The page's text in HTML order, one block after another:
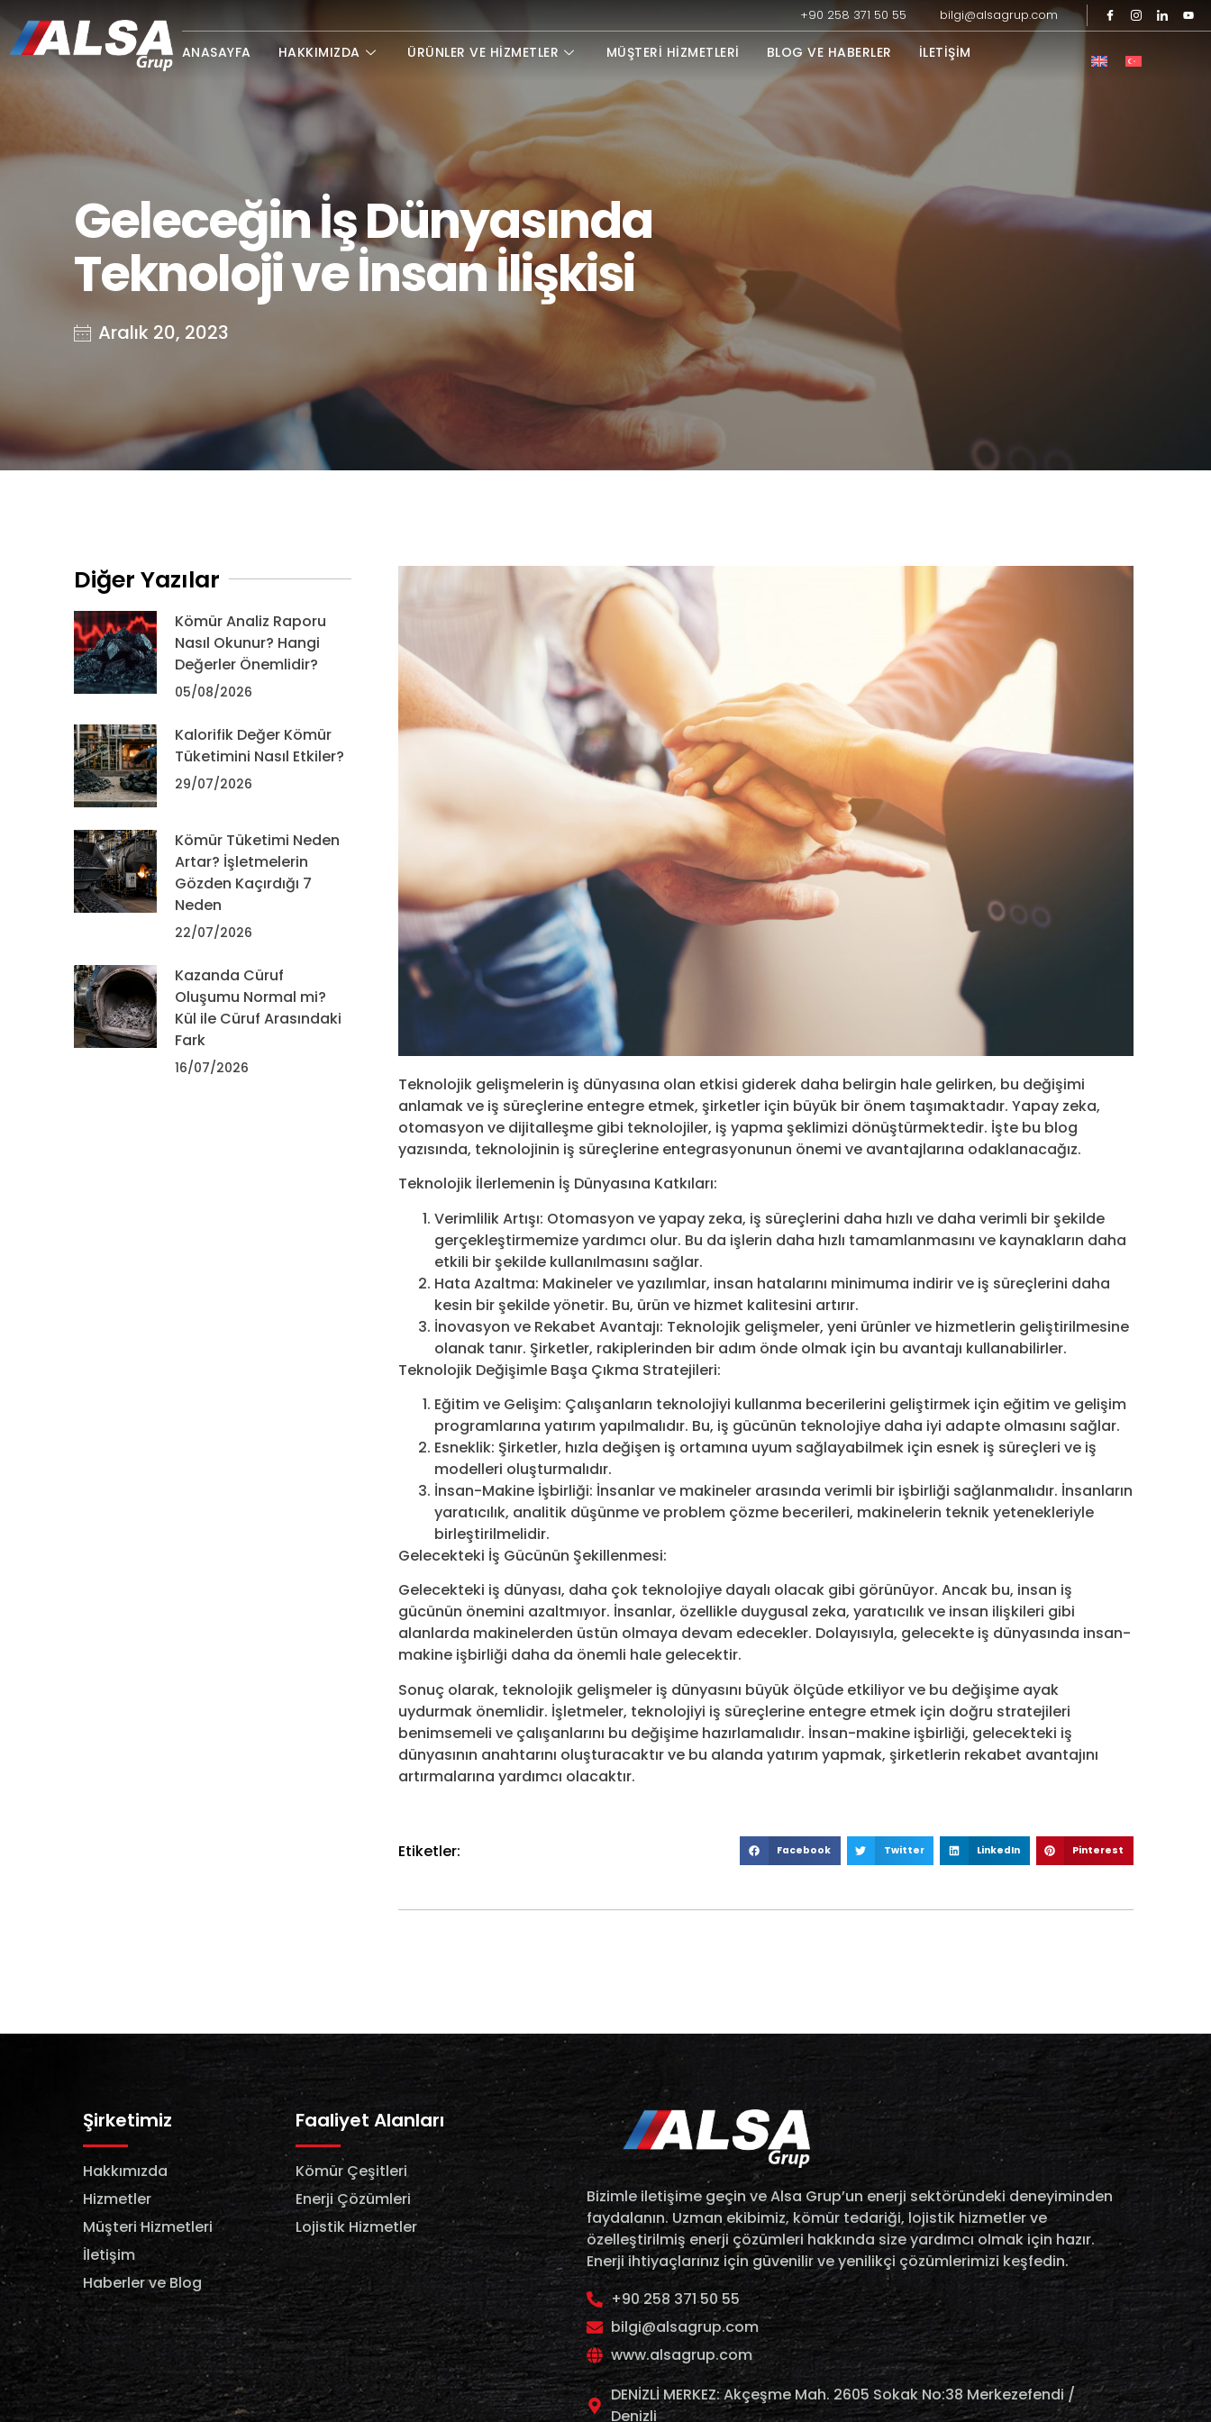
+90 258 371 50 55 bilgi@alsagrup.com
ANASAYFA HAKKIMIZDA ÜRÜNLER VE HIZMETLER MÜŞTERI HIZMETLERI BLOG VE HABERLER İLETIŞIM
Geleceğin İş Dünyasında
Teknoloji ve İnsan İlişkisi
Aralık 20, 2023
Diğer Yazılar
Kömür Analiz Raporu
Nasıl Okunur? Hangi
Değerler Önemlidir?
05/08/2026
Kalorifik Değer Kömür
Tüketimini Nasıl Etkiler?
29/07/2026
Kömür Tüketimi Neden
Artar? İşletmelerin
Gözden Kaçırdığı 7
Neden
22/07/2026
Kazanda Cüruf
Oluşumu Normal mi?
Kül ile Cüruf Arasındaki
Fark
16/07/2026
Teknolojik gelişmelerin iş dünyasına olan etkisi giderek daha belirgin hale gelirken, bu değişimi
anlamak ve iş süreçlerine entegre etmek, şirketler için büyük bir önem taşımaktadır. Yapay zeka,
otomasyon ve dijitalleşme gibi teknolojiler, iş yapma şeklimizi dönüştürmektedir. İşte bu blog
yazısında, teknolojinin iş süreçlerine entegrasyonunun önemi ve avantajlarına odaklanacağız.
Teknolojik İlerlemenin İş Dünyasına Katkıları:
Verimlilik Artışı: Otomasyon ve yapay zeka, iş süreçlerini daha hızlı ve daha verimli bir şekilde
gerçekleştirmemize yardımcı olur. Bu da işlerin daha hızlı tamamlanmasını ve kaynakların daha
etkili bir şekilde kullanılmasını sağlar.
Hata Azaltma: Makineler ve yazılımlar, insan hatalarını minimuma indirir ve iş süreçlerini daha
kesin bir şekilde yönetir. Bu, ürün ve hizmet kalitesini artırır.
İnovasyon ve Rekabet Avantajı: Teknolojik gelişmeler, yeni ürünler ve hizmetlerin geliştirilmesine
olanak tanır. Şirketler, rakiplerinden bir adım önde olmak için bu avantajı kullanabilirler.
Teknolojik Değişimle Başa Çıkma Stratejileri:
Eğitim ve Gelişim: Çalışanların teknolojiyi kullanma becerilerini geliştirmek için eğitim ve gelişim
programlarına yatırım yapılmalıdır. Bu, iş gücünün teknolojiye daha iyi adapte olmasını sağlar.
Esneklik: Şirketler, hızla değişen iş ortamına uyum sağlayabilmek için esnek iş süreçleri ve iş
modelleri oluşturmalıdır.
İnsan-Makine İşbirliği: İnsanlar ve makineler arasında verimli bir işbirliği sağlanmalıdır. İnsanların
yaratıcılık, analitik düşünme ve problem çözme becerileri, makinelerin teknik yetenekleriyle
birleştirilmelidir.
Gelecekteki İş Gücünün Şekillenmesi:
Gelecekteki iş dünyası, daha çok teknolojiye dayalı olacak gibi görünüyor. Ancak bu, insan iş
gücünün önemini azaltmıyor. İnsanlar, özellikle duygusal zeka, yaratıcılık ve insan ilişkileri gibi
alanlarda makinelerden üstün olmaya devam edecekler. Dolayısıyla, gelecekte iş dünyasında insan-
makine işbirliği daha da önemli hale gelecektir.
Sonuç olarak, teknolojik gelişmeler iş dünyasını büyük ölçüde etkiliyor ve bu değişime ayak
uydurmak önemlidir. İşletmeler, teknolojiyi iş süreçlerine entegre etmek için doğru stratejileri
benimsemeli ve çalışanlarını bu değişime hazırlamalıdır. İnsan-makine işbirliği, gelecekteki iş
dünyasının anahtarını oluşturacaktır ve bu alanda yatırım yapmak, şirketlerin rekabet avantajını
artırmalarına yardımcı olacaktır.
Etiketler: Facebook Twitter LinkedIn Pinterest
Şirketimiz
Hakkımızda
Hizmetler
Müşteri Hizmetleri
İletişim
Haberler ve Blog
Faaliyet Alanları
Kömür Çeşitleri
Enerji Çözümleri
Lojistik Hizmetler
Bizimle iletişime geçin ve Alsa Grup’un enerji sektöründeki deneyiminden
faydalanın. Uzman ekibimiz, kömür tedariği, lojistik hizmetler ve
özelleştirilmiş enerji çözümleri hakkında size yardımcı olmak için hazır.
Enerji ihtiyaçlarınız için güvenilir ve yenilikçi çözümlerimizi keşfedin.
+90 258 371 50 55
bilgi@alsagrup.com
www.alsagrup.com
DENİZLİ MERKEZ: Akçeşme Mah. 2605 Sokak No:38 Merkezefendi /
Denizli